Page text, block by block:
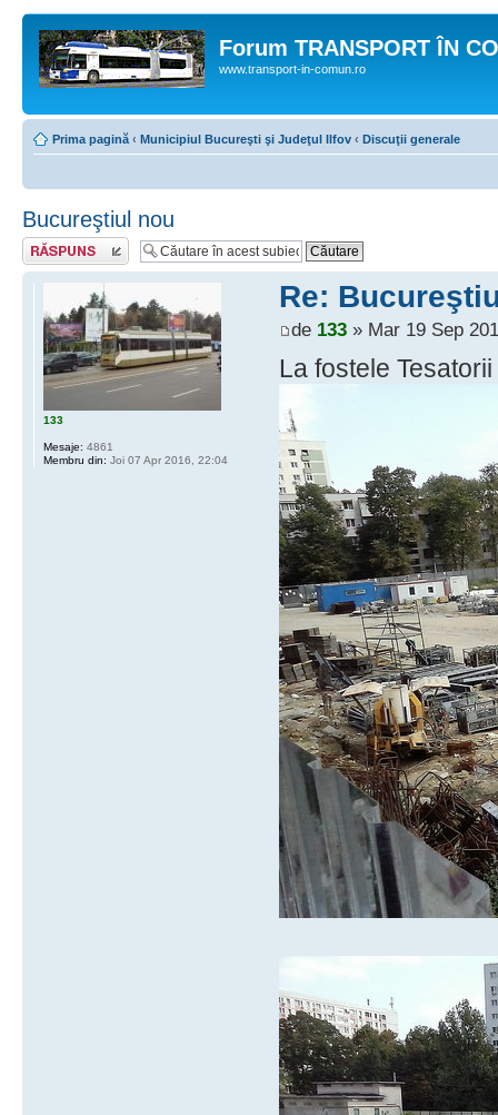
Forum TRANSPORT ÎN
www.transport-in-comun.ro
Prima pagină ‹ Municipiul Bucureşti şi Judeţul Ilfov ‹ Discuţii generale
Bucureştiul nou
Răspunde
Re:
de 133» Mar 19 Sep
La fostele
133
Mesaje: 4861
Membru din: Joi 07 Apr 2016, 22:04